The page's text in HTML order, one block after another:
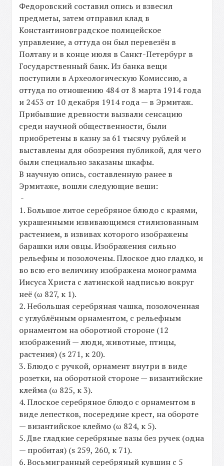
Федоровский составил опись и взвесил
предметы, затем отправил клад в
Константиновградское полицейское
управление, а оттуда он был перевезён в
Полтаву и в конце июля в Санкт-Петербург в
Государственный банк. Из банка вещи
поступили в Археологическую Комиссию, а
оттуда по отношению 484 от 8 марта 1914 года
и 2453 от 10 декабря 1914 года — в Эрмитаж.
Прибывшие древности вызвали сенсацию
среди научной общественности, были
приобретены в казну за 61 тысячу рублей и
выставлены для обозрения публикой, для чего
были специально заказаны шкафы.
В научную опись, составленную ранее в
Эрмитаже, вошли следующие веши:
-
1. Большое литое серебряное блюдо с краями,
украшенными извивающимся стилизованным
растением, в извивах которого изображены
барашки или овцы. Изображения сильно
рельефны и позолочены. Плоское дно гладко, и
во всю его величину изображена монограмма
Иисуса Христа с латинской надписью вокруг
неё (ω 827, к 1).
2. Небольшая серебряная чашка, позолоченная
с углублённым орнаментом, с рельефным
орнаментом на оборотной стороне (12
изображений — люди, животные, птицы,
растения) (s 271, к 20).
3. Блюдо с ручкой, орнамент внутри в виде
розетки, на оборотной стороне — византийские
клейма (ω 825, к 3).
4. Плоское серебряное блюдо с орнаментом в
виде лепестков, посередине крест, на обороте
— византийское клеймо (ω 824, к 5).
5. Две гладкие серебряные вазы без ручек (одна
— пробитая) (s 259, 260, к 71).
6. Восьмигранный серебряный кувшин с 5